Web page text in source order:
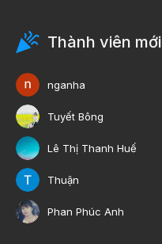
Thành viên mới
nganha
Tuyết Bông
Lê Thị Thanh Huế
Thuận
Phan Phúc Anh